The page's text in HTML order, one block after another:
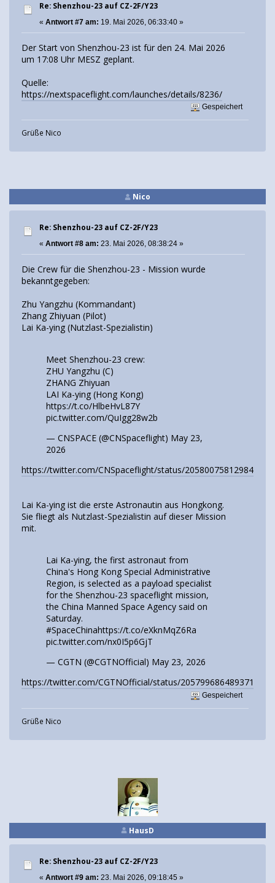
Re: Shenzhou-23 auf CZ-2F/Y23
« Antwort #7 am: 19. Mai 2026, 06:33:40 »
Der Start von Shenzhou-23 ist für den 24. Mai 2026
um 17:08 Uhr MESZ geplant.
Quelle:
https://nextspaceflight.com/launches/details/8236/
Gespeichert
Grüße Nico
Nico
Re: Shenzhou-23 auf CZ-2F/Y23
« Antwort #8 am: 23. Mai 2026, 08:38:24 »
Die Crew für die Shenzhou-23 - Mission wurde
bekanntgegeben:
Zhu Yangzhu (Kommandant)
Zhang Zhiyuan (Pilot)
Lai Ka-ying (Nutzlast-Spezialistin)
Meet Shenzhou-23 crew:
ZHU Yangzhu (C)
ZHANG Zhiyuan
LAI Ka-ying (Hong Kong)
https://t.co/HlbeHvL87Y
pic.twitter.com/QuIgg28w2b
— CNSPACE (@CNSpaceflight) May 23,
2026
https://twitter.com/CNSpaceflight/status/
Lai Ka-ying ist die erste Astronautin aus Hongkong.
Sie fliegt als Nutzlast-Spezialistin auf dieser Mission
mit.
Lai Ka-ying, the first astronaut from
China's Hong Kong Special Administrative
Region, is selected as a payload specialist
for the Shenzhou-23 spaceflight mission,
the China Manned Space Agency said on
Saturday.
#SpaceChinahttps://t.co/eXknMqZ6Ra
pic.twitter.com/nx0I5p6GjT
— CGTN (@CGTNOfficial) May 23, 2026
https://twitter.com/CGTNOfficial/status/2057996864893718806
Gespeichert
Grüße Nico
HausD
Re: Shenzhou-23 auf CZ-2F/Y23
« Antwort #9 am: 23. Mai 2026, 09:18:45 »